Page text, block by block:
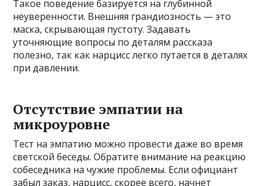
Такое поведение базируется на глубинной
неуверенности. Внешняя грандиозность — это
маска, скрывающая пустоту. Задавать
уточняющие вопросы по деталям рассказа
полезно, так как нарцисс легко путается в деталях
при давлении.
Отсутствие эмпатии на
микроуровне
Тест на эмпатию можно провести даже во время
светской беседы. Обратите внимание на реакцию
собеседника на чужие проблемы. Если официант
забыл заказ, нарцисс, скорее всего, начнет